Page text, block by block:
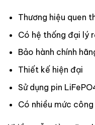
Thương hiệu quen
Có hệ thống đại lý
Bảo hành chính
Thiết kế hiện đại
Sử dụng pin
Có nhiều mức